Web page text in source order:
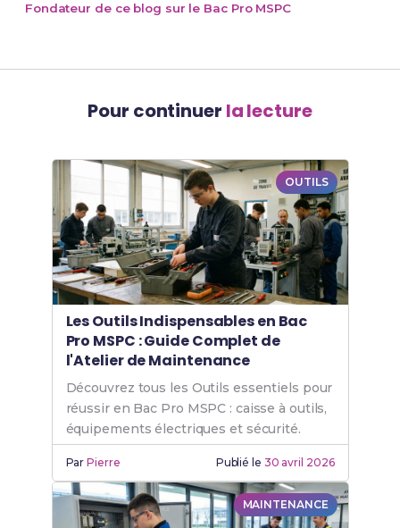
Fondateur de ce blog sur le Bac Pro MSPC
Pour continuer la lecture
OUTILS
Les Outils Indispensables en Bac
Pro MSPC : Guide Complet de
l'Atelier de Maintenance
Découvrez tous les Outils essentiels pour
réussir en Bac Pro MSPC : caisse à outils,
équipements électriques et sécurité.
ParPierre Publié le 30 avril 2026
MAINTENANCE